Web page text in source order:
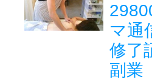
マ通
修了
副業